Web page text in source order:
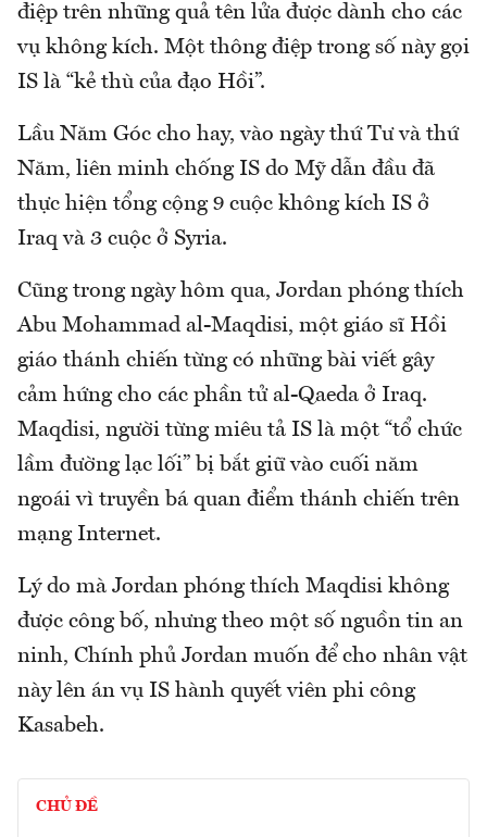
điệp trên những quả tên lửa được dành cho các
vụ không kích. Một thông điệp trong số này gọi
IS là “kẻ thù của đạo Hồi”.
Lầu Năm Góc cho hay, vào ngày thứ Tư và thứ
Năm, liên minh chống IS do Mỹ dẫn đầu đã
thực hiện tổng cộng 9 cuộc không kích IS ở
Iraq và 3 cuộc ở Syria.
Cũng trong ngày hôm qua, Jordan phóng thích
Abu Mohammad al-Maqdisi, một giáo sĩ Hồi
giáo thánh chiến từng có những bài viết gây
cảm hứng cho các phần tử al-Qaeda ở Iraq.
Maqdisi, người từng miêu tả IS là một “tổ chức
lầm đường lạc lối” bị bắt giữ vào cuối năm
ngoái vì truyền bá quan điểm thánh chiến trên
mạng Internet.
Lý do mà Jordan phóng thích Maqdisi không
được công bố, nhưng theo một số nguồn tin an
ninh, Chính phủ Jordan muốn để cho nhân vật
này lên án vụ IS hành quyết viên phi công
Kasabeh.
CHỦ ĐỀ